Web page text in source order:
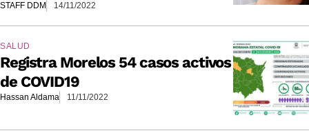
STAFF DDM 14/11/2022
SALUD
Registra Morelos 54 casos activos
de COVID19
Hassan Aldama 11/11/2022